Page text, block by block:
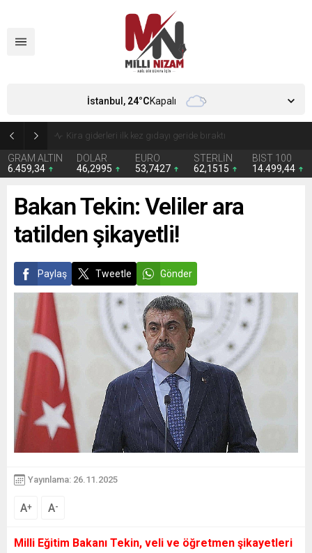
Kira giderleri ilk kez gıdayı geride bıraktı
GRAM ALTIN
6.459,34
DOLAR
46,2995
EURO
53,7427
STERLİN
62,1515
BIST 100
14.499,44
İstanbul, 24°CKapalı
Bakan Tekin: Veliler ara
tatilden şikayetli!
Paylaş Tweetle Gönder
Yayınlama: 26.11.2025
A+ A-
Milli Eğitim Bakanı Tekin, veli ve öğretmen şikayetleri